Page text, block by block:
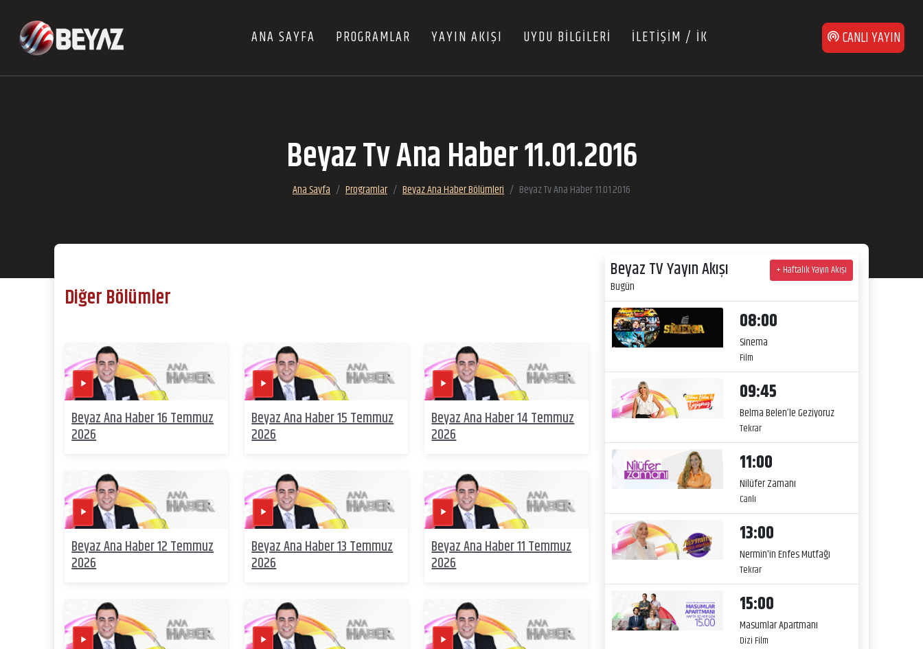
ANA SAYFA PROGRAMLAR YAYIN AKIŞI UYDU BİLGİLERİ İLETİŞİM / İK CANLI YAYIN
Beyaz Tv Ana Haber 11.01.2016
Ana Sayfa Programlar Beyaz Ana Haber Bölümleri Beyaz Tv Ana Haber 11.01.2016
Diğer Bölümler
Beyaz Ana Haber 16 Temmuz
2026
Beyaz Ana Haber 15 Temmuz
2026
Beyaz Ana Haber 14 Temmuz
2026
Beyaz Ana Haber 12 Temmuz
2026
Beyaz Ana Haber 13 Temmuz
2026
Beyaz Ana Haber 11 Temmuz
2026
Beyaz TV Yayın Akışı
Bugün
+ Haftalık Yayın Akışı
08:00
Sinema
Film
09:45
Belma Belen’le Geziyoruz
Tekrar
11:00
Nilüfer Zamanı
Canlı
13:00
Nermin'in Enfes Mutfağı
Tekrar
15:00
Masumlar Apartmanı
Dizi Film